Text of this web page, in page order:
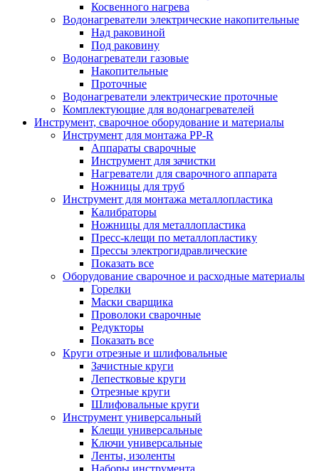
Косвенного нагрева
Водонагреватели электрические накопительные
Над раковиной
Под раковину
Водонагреватели газовые
Накопительные
Проточные
Водонагреватели электрические проточные
Комплектующие для водонагревателей
Инструмент, сварочное оборудование и материалы
Инструмент для монтажа PP-R
Аппараты сварочные
Инструмент для зачистки
Нагреватели для сварочного аппарата
Ножницы для труб
Инструмент для монтажа металлопластика
Калибраторы
Ножницы для металлопластика
Пресс-клещи по металлопластику
Прессы электрогидравлические
Показать все
Оборудование сварочное и расходные материалы
Горелки
Маски сварщика
Проволоки сварочные
Редукторы
Показать все
Круги отрезные и шлифовальные
Зачистные круги
Лепестковые круги
Отрезные круги
Шлифовальные круги
Инструмент универсальный
Клещи универсальные
Ключи универсальные
Ленты, изоленты
Наборы инструмента